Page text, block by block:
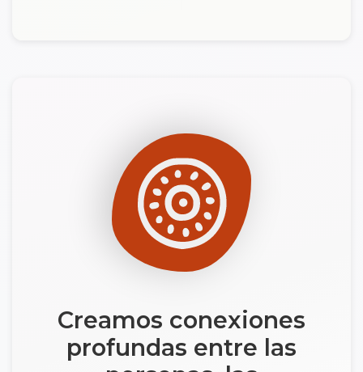
Creamos conexiones
profundas entre las